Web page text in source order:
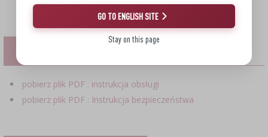
pobierz plik PDF : instrukcja obsługi
pobierz plik PDF : Instrukcja bezpieczeństwa
GO TO ENGLISH SITE
Stay on this page